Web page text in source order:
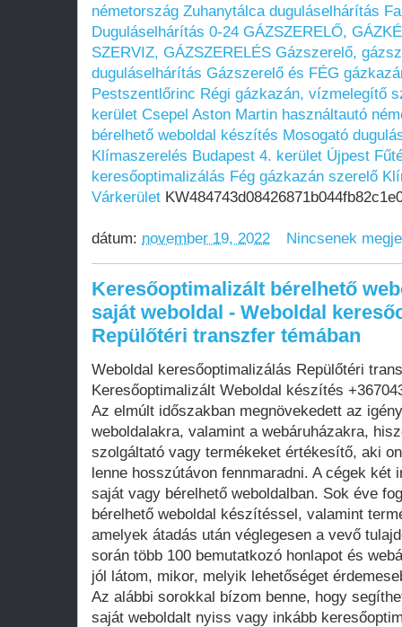
németország Zuhanytálca duguláselhárítás
Duguláselhárítás 0-24 GÁZSZERELŐ,
SZERVIZ, GÁZSZERELÉS Gázszerelő,
duguláselhárítás Gázszerelő és FÉG
Pestszentlőrinc Régi gázkazán, vízmelegítő
kerület Csepel Aston Martin használtautó
bérelhető weboldal készítés Mosogató
Klímaszerelés Budapest 4. kerület Újpest
keresőoptimalizálás Fég gázkazán szerelő
Várkerület
dátum: november 19, 2022 Nincsenek
Keresőoptimalizált bérelhető
saját weboldal - Weboldal
Repülőtéri transzfer témában
Weboldal keresőoptimalizálás Repülőtéri
Keresőoptimalizált Weboldal készítés
Az elmúlt időszakban megnövekedett az
weboldalakra, valamint a webáruházakra,
szolgáltató vagy termékeket értékesítő, aki
lenne hosszútávon fennmaradni. A cégek két
saját vagy bérelhető weboldalban. Sok éve
bérelhető weboldal készítéssel, valamint
amelyek átadás után véglegesen a vevő
során több 100 bemutatkozó honlapot és
jól látom, mikor, melyik lehetőséget
Az alábbi sorokkal bízom benne, hogy
saját weboldalt nyiss vagy inkább